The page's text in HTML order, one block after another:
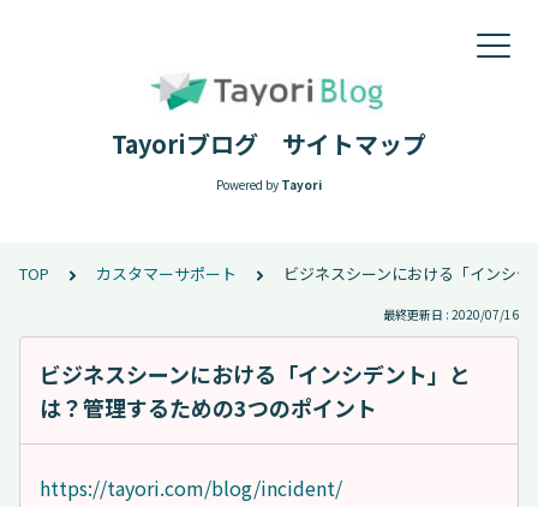
Tayoriブログ サイトマップ
Powered by Tayori
TOP カスタマーサポート ビジネスシーンにおける「インシ
最終更新日 : 2020/07/16
ビジネスシーンにおける「インシデント」と
は？管理するための3つのポイント
https://tayori.com/blog/incident/